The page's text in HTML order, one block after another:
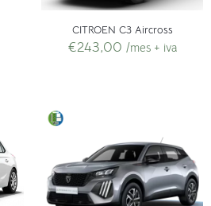
CITROEN C3 Aircross
€243,00 /mes + iva